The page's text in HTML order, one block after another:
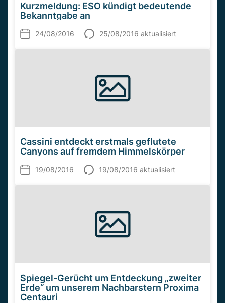
Kurzmeldung: ESO kündigt bedeutende
Bekanntgabe an
24/08/2016 25/08/2016 aktualisiert
Cassini entdeckt erstmals geflutete
Canyons auf fremdem Himmelskörper
19/08/2016 19/08/2016 aktualisiert
Spiegel-Gerücht um Entdeckung „zweiter
Erde“ um unserem Nachbarstern Proxima
Centauri